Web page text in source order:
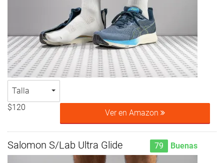
Talla
$120
Ver en Amazon
Salomon S/Lab Ultra Glide 79 Buenas